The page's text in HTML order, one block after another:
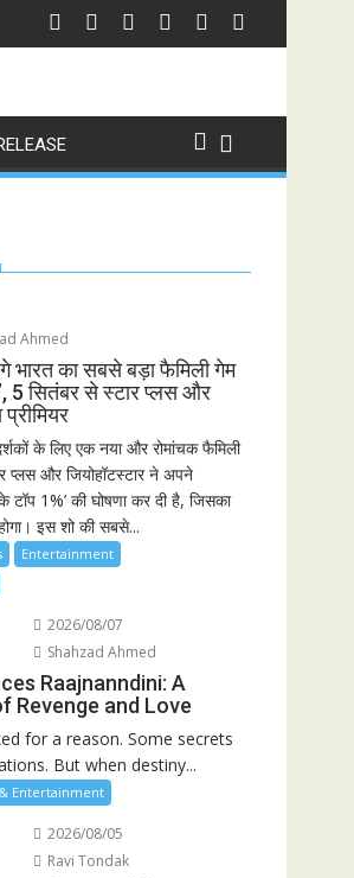
खुशी भारद्वाज, इंस्टाग्राम पोस्ट में बोलीं— "स्टूडेंट्स
Ahmed
भारत का सबसे बड़ा फैमिली गेम
5 सितंबर से स्टार प्लस और
प्रीमियर
के लिए एक नया और रोमांचक फैमिली
प्लस और जियोहॉटस्टार ने अपने
के टॉप 1%’ की घोषणा कर दी है, जिसका
इस शो की सबसे...
Entertainment
2026/08/07
Shahzad Ahmed
Raajnanndini: A
Revenge and Love
for a reason. Some secrets
But when destiny...
Entertainment
2026/08/05
Ravi Tondak